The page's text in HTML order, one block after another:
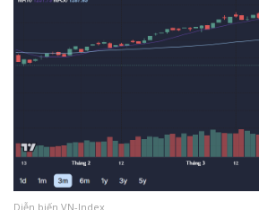
Diễn biến VN-Index